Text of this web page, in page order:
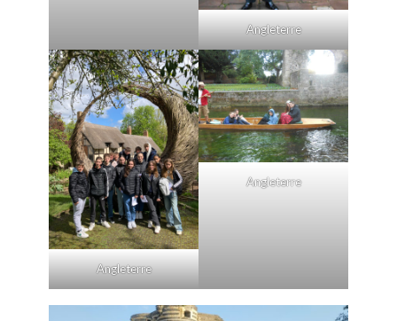
Angleterre
Angleterre
Angleterre